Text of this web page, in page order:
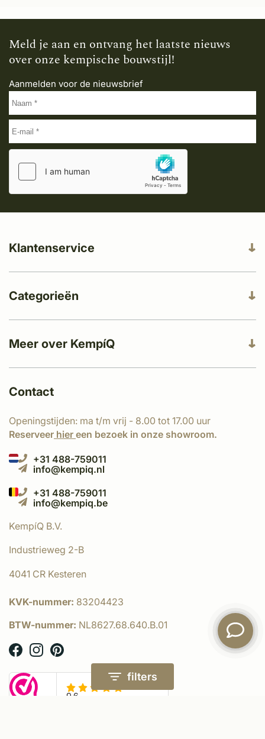
filters
Meld je aan en ontvang het laatste nieuws
over onze kempische bouwstijl!
Aanmelden voor de nieuwsbrief
Meer over KempíQ
Klantenservice
Categorieën
Contact
Openingstijden: ma t/m vrij - 8.00 tot 17.00 uur
Reserveer hier een bezoek in onze showroom.
+31 488-759011
info@kempiq.nl
+31 488-759011
info@kempiq.be
KempíQ B.V.
Industrieweg 2-B
4041 CR Kesteren
KVK-nummer: 83204423
BTW-nummer: NL8627.68.640.B.01